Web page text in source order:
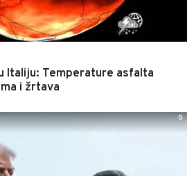
Italiju: Temperature asfalta
i žrtava
0